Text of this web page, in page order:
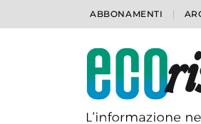
ABBONAMENTI